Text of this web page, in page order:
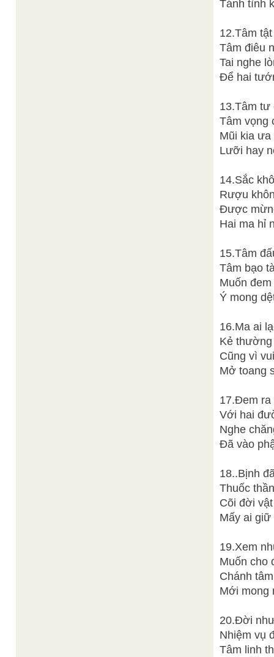
Tánh tình
12.Tâm
Tâm điêu
Tai nghe
Để hai
13.Tâm tư
Tâm vọng
Mũi kia
Lưỡi hay
14.Sắc
Rượu
Được
Hai ma hỉ
15.Tâm
Tâm bạo
Muốn
Ý mong
16.Ma ai
Kẻ
Cũng vì
Mở toang
17.Đem ra
Với hai
Nghe
Đã vào
18..Bịnh
Thuốc
Cõi đời
Mấy ai giữ
19.Xem
Muốn cho
Chánh
Mới mong
20.Đời
Nhiệm vụ
Tâm linh